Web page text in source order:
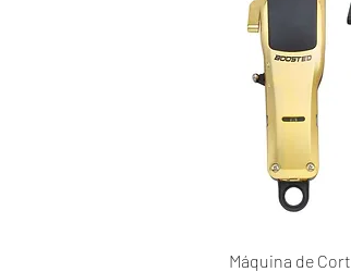
Máquina de